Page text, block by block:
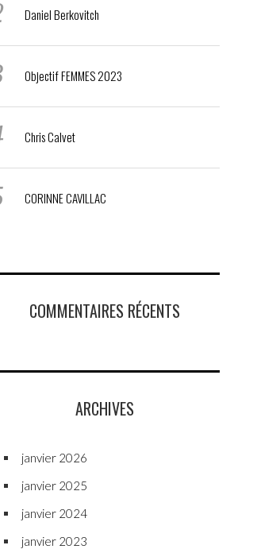
Daniel Berkovitch
Objectif FEMMES 2023
Chris Calvet
CORINNE CAVILLAC
COMMENTAIRES RÉCENTS
ARCHIVES
janvier 2026
janvier 2025
janvier 2024
janvier 2023